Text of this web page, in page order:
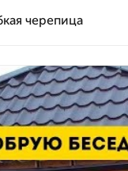
черепица